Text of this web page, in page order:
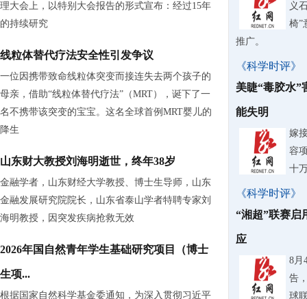
理大会上，以特别大会报告的形式宣布：经过15年
的持续研究
线粒体替代疗法安全性引发争议
一位因携带致命线粒体突变而接连失去两个孩子的
母亲，借助“线粒体替代疗法”（MRT），诞下了一
名不携带该突变的宝宝。这名全球首例MRT婴儿的
降生
山东财大教授刘海明逝世，终年38岁
金融学者，山东财经大学教授、博士生导师，山东
金融发展研究院院长，山东省泰山学者特聘专家刘
海明教授，因突发疾病抢救无效
2026年国自然青年学生基础研究项目（博士
生项...
根据国家自然科学基金委通知，为深入贯彻习近平
义
椅”
推广。
《科学时评》
美睫“毒胶水”
能失明
嫁
容
十
《科学时评》
“湘超”联赛启
应
8月
告
球